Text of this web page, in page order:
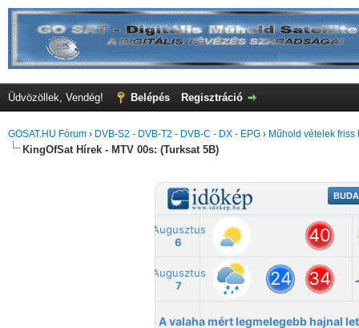
Üdvözöllek, Vendég! Belépés Regisztráció
GOSAT.HU Fórum › DVB-S2 - DVB-T2 - DVB-C - DX - EPG › Műhold vételek friss
KingOfSat Hírek - MTV 00s: (Turksat 5B)